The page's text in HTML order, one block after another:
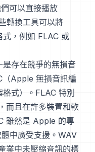
可以直接播放
轉換工具可以將
式，例如 FLAC 或
存在競爭的無損音
Apple 無損音訊編
式）。FLAC 特別
而且在許多裝置和軟
雖然是 Apple 的專
中廣受支援。WAV
業中未壓縮音訊的標